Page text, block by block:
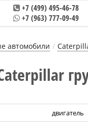
+7 (499) 495-46-78
+7 (963) 777-09-49
автомобили
двигатель